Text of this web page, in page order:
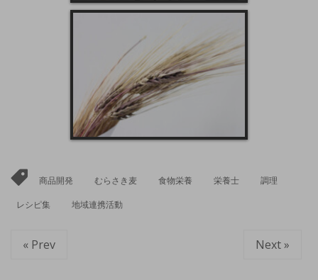
商品開発 むらさき麦 食物栄養 栄養士 調理
レシピ集 地域連携活動
« Prev Next »